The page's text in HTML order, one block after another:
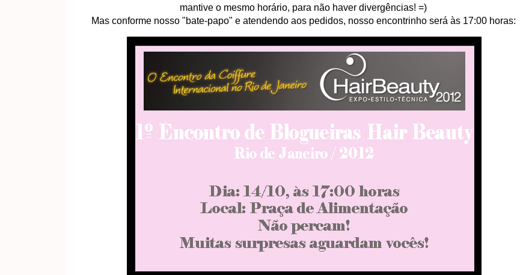
mantive o mesmo horário, para não haver divergências! =)
Mas conforme nosso "bate-papo" e atendendo aos pedidos, nosso encontrinho será às 17:00 horas: